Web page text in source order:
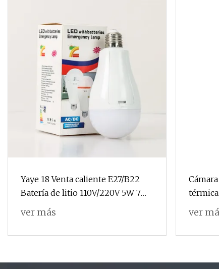
Yaye 18 Venta caliente E27/B22
Batería de litio 110V/220V 5W 7W
9W 12W 15W 18W Lámpara de
Inteligente Recargable de
inteligente
ver más
de
ver